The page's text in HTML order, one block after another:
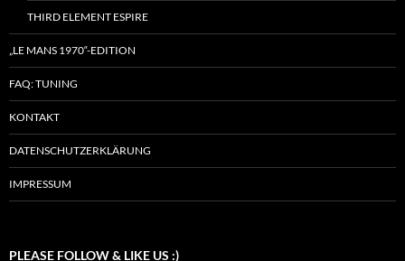
THIRD ELEMENT ESPIRE
„LE MANS 1970“-EDITION
FAQ: TUNING
KONTAKT
DATENSCHUTZERKLÄRUNG
IMPRESSUM
PLEASE FOLLOW & LIKE US :)